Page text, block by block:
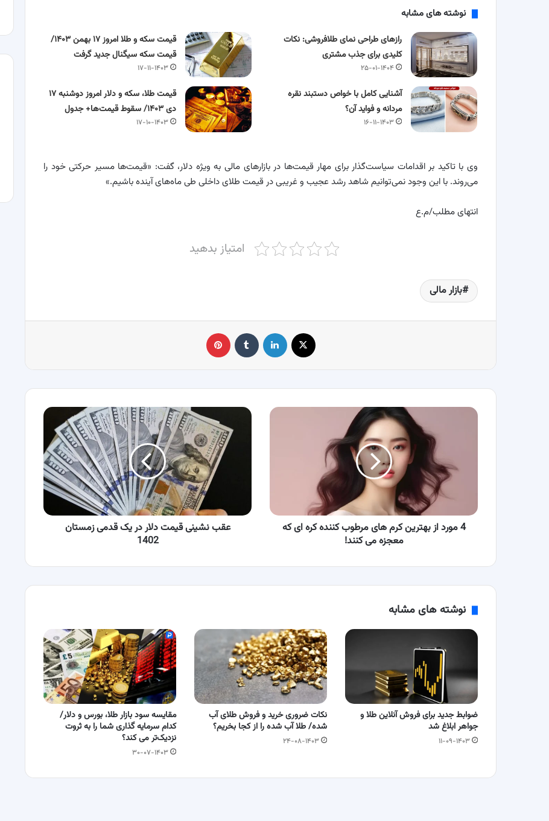
نوشته های مشابه
رازهای طراحی نمای طلافروشی: نکات
کلیدی برای جذب مشتری
۲۵-۰۱-۱۴۰۴
قیمت سکه و طلا امروز ۱۷ بهمن ۱۴۰۳/
قیمت سکه سیگنال جدید گرفت
۱۷-۱۱-۱۴۰۳
آشنایی کامل با خواص دستبند نقره
مردانه و فواید آن؟
۱۶-۱۱-۱۴۰۳
قیمت طلا، سکه و دلار امروز دوشنبه ۱۷
دی ۱۴۰۳/ سقوط قیمت‌ها+ جدول
۱۷-۱۰-۱۴۰۳
وی با تاکید بر اقدامات سیاست‌گذار برای مهار قیمت‌ها در بازارهای مالی به ویژه دلار، گفت: «قیمت‌ها مسیر حرکتی خود را
می‌روند. با این وجود نمی‌توانیم شاهد رشد عجیب و غریبی در قیمت طلای داخلی طی ماه‌های آینده باشیم.»
انتهای مطلب/م.ع
امتیاز بدهید
بازار مالی
لینکدین ‫تامبلر
4
کره
می
4 مورد از بهترین کرم های مرطوب کننده کره ای که
معجزه می کنند!
عقب
1402
عقب نشینی قیمت دلار در یک قدمی زمستان
1402
نوشته های مشابه
ضوابط جدید برای فروش آنلاین طلا و
جواهر ابلاغ شد
۱۱-۰۹-۱۴۰۳
نکات ضروری خرید و فروش طلای آب
شده/ طلا آب شده را از کجا بخریم؟
۲۴-۰۸-۱۴۰۳
مقایسه سود بازار طلا، بورس و دلار/
کدام سرمایه گذاری شما را به ثروت
نزدیک‌تر می کند؟
۳۰-۰۷-۱۴۰۳